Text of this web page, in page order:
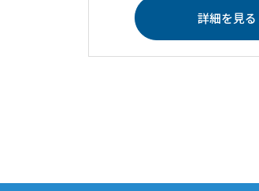
詳細を見る